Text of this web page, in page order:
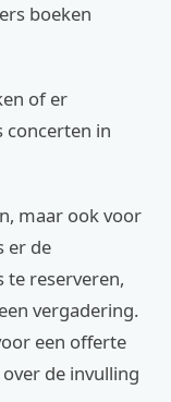
boeken
of er
concerten in
maar ook voor
er de
reserveren,
vergadering.
een offerte
de invulling